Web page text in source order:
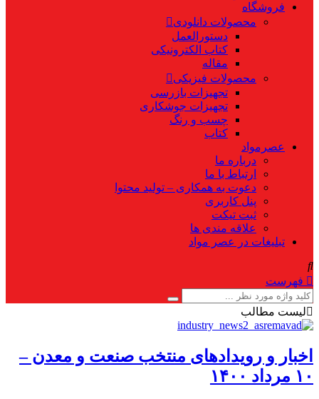
فروشگاه
محصولات دانلودی
دستورالعمل
کتاب الکترونیکی
مقاله
محصولات فیزیکی
تجهیزات بازرسی
تجهیزات جوشکاری
چسب و رنگ
کتاب
عصرمواد
درباره ما
ارتباط با ما
دعوت به همکاری – تولید محتوا
پنل کاربری
ثبت تیکت
علاقه مندی ها
تبلیغات در عصر مواد
فهرست
لیست مطالب
اخبار و رویدادهای منتخب صنعت و معدن –
۱۰ مرداد ۱۴۰۰